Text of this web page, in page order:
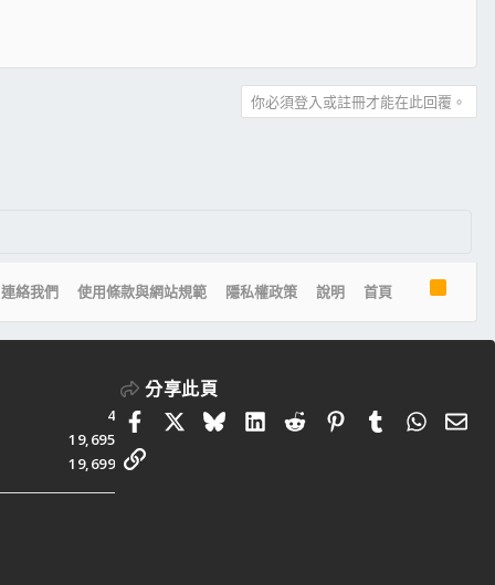
你必須登入或註冊才能在此回覆。
連絡我們 使用條款與網站規範 隱私權政策 說明 首頁
4
19,695
19,699
分享此頁
FacebookBlueskyLinkedIn
RedditPinterestTumblr 電
連結